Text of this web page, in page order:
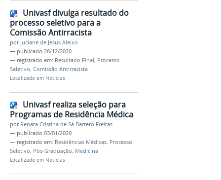
Univasf divulga resultado do
processo seletivo para a
Comissão Antirracista
por Juciane de Jesus Aleixo
— publicado 28/12/2020
— registrado em: Resultado Final, Processo
Seletivo, Comissão Antirracista
Localizado em Notícias
Univasf realiza seleção para
Programas de Residência Médica
por Renata Cristina de Sá Barreto Freitas
— publicado 03/01/2020
— registrado em: Residências Médicas, Processo
Seletivo, Pós-Graduação, Medicina
Localizado em Notícias